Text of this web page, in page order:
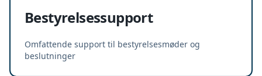
Bestyrelsessupport
Omfattende support til bestyrelsesmøder og
beslutninger